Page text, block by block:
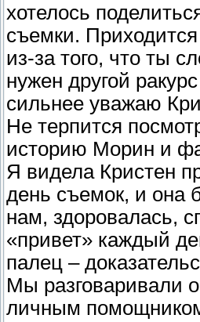
хотелось
съемки.
из-за того, что ты
нужен другой
сильнее уважаю
Не терпится
историю Морин и
Я видела Кристен
день съемок, и она
нам, здоровалась,
«привет» каждый
палец –
Мы разговаривали
личным